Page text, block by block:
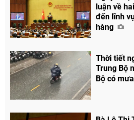
Facebook
luận về
đến lĩnh
hàng
Thời tiết
Trung Bộ
Bộ có